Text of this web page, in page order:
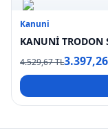
Kanuni
KANUNİ TRODON
4.529,67 TL